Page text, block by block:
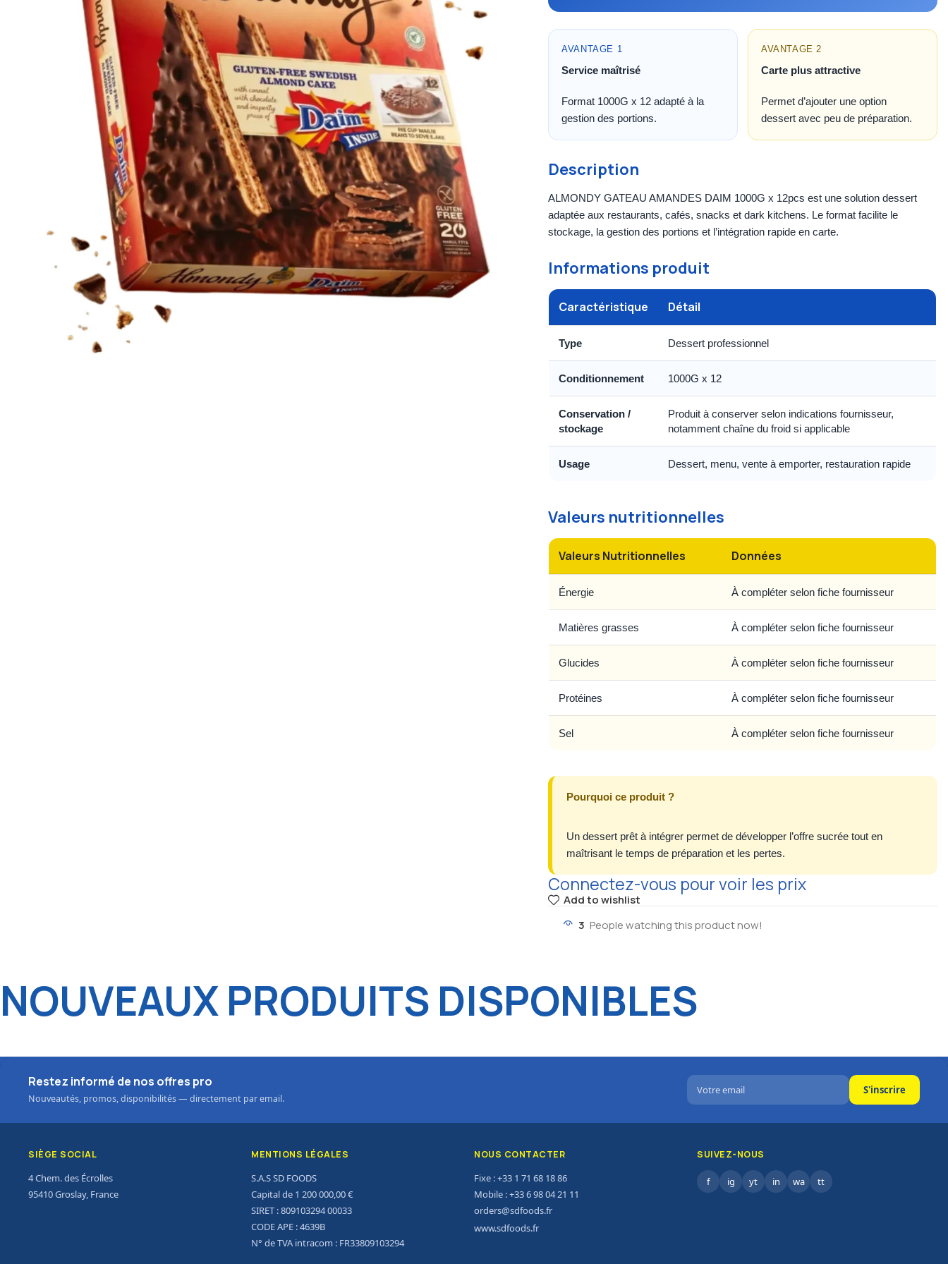
AVANTAGE 1
Service maîtrisé
Format 1000G x 12 adapté à la
gestion des portions.
AVANTAGE 2
Carte plus attractive
Permet d’ajouter une option
dessert avec peu de préparation.
Description
ALMONDY GATEAU AMANDES DAIM 1000G x 12pcs est une solution dessert
adaptée aux restaurants, cafés, snacks et dark kitchens. Le format facilite le
stockage, la gestion des portions et l’intégration rapide en carte.
Informations produit
Caractéristique Détail
Type Dessert professionnel
Conditionnement 1000G x 12
Conservation /
stockage
Produit à conserver selon indications fournisseur,
notamment chaîne du froid si applicable
Usage Dessert, menu, vente à emporter, restauration rapide
Valeurs nutritionnelles
Valeurs Nutritionnelles Données
Énergie À compléter selon fiche fournisseur
Matières grasses À compléter selon fiche fournisseur
Glucides À compléter selon fiche fournisseur
Protéines À compléter selon fiche fournisseur
Sel À compléter selon fiche fournisseur
Pourquoi ce produit ?
Un dessert prêt à intégrer permet de développer l’offre sucrée tout en
maîtrisant le temps de préparation et les pertes.
Connectez-vous pour voir les prix
Add to wishlist
3 People watching this product now!
NOUVEAUX PRODUITS DISPONIBLES
Restez informé de nos offres pro
Nouveautés, promos, disponibilités — directement par email.
S'inscrire
SIÈGE SOCIAL
4 Chem. des Écrolles
95410 Groslay, France
MENTIONS LÉGALES
S.A.S SD FOODS
Capital de 1 200 000,00 €
SIRET : 809103294 00033
CODE APE : 4639B
N° de TVA intracom : FR33809103294
NOUS CONTACTER
Fixe : +33 1 71 68 18 86
Mobile : +33 6 98 04 21 11
orders@sdfoods.fr
www.sdfoods.fr
SUIVEZ-NOUS
f ig yt in wa tt